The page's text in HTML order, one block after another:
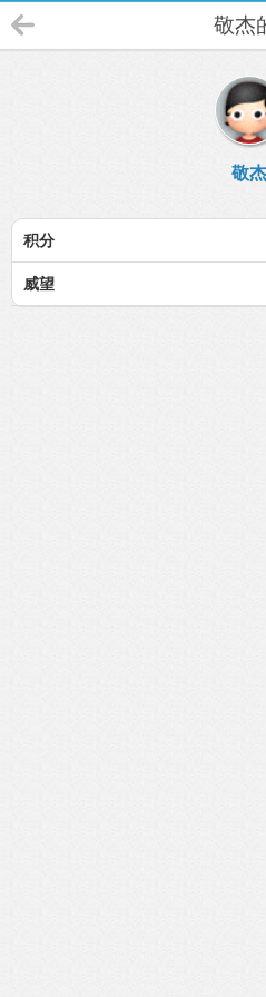
敬杰
敬杰
积分
威望